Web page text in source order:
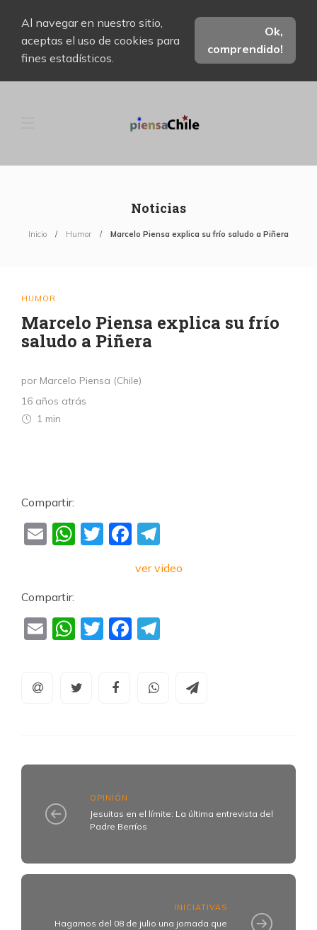
Al navegar en nuestro sitio,
aceptas el uso de cookies para
fines estadísticos.
Ok,
comprendido!
Noticias
Inicio Humor Marcelo Piensa explica su frío saludo a Piñera
HUMOR
Marcelo Piensa explica su frío
saludo a Piñera
por Marcelo Piensa (Chile)
16 años atrás
1 min
Compartir:
EmailWhatsApp
TwitterFacebook
ver video
Compartir:
EmailWhatsApp
TwitterFacebook
OPINIÓN
Jesuitas en el límite: La última entrevista del
Padre Berríos
INICIATIVAS
Hagamos del 08 de julio una jornada que